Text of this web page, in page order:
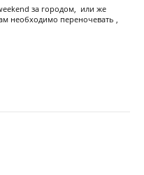
за городом, или же
необходимо переночевать ,